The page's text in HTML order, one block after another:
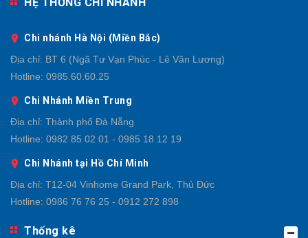
Chi nhánh Hà Nội (Miền Bắc)
Địa chỉ: BT 6 (Ngã Tư Vạn Phúc - Lê Văn Lương)
Hotline: 0985.60.60.25
Chi Nhánh Miền Trung
Địa chỉ: Thành phố Đà Nẵng
Hotline: 0982 85 02 01 - 0985 18 12 19
Chi Nhánh tại Hồ Chí Minh
Địa chỉ: T12-04 Vinhome Grand Park, Thủ Đức
Hotline: 0986 76 76 25 - 0912 272 898
Thống kê